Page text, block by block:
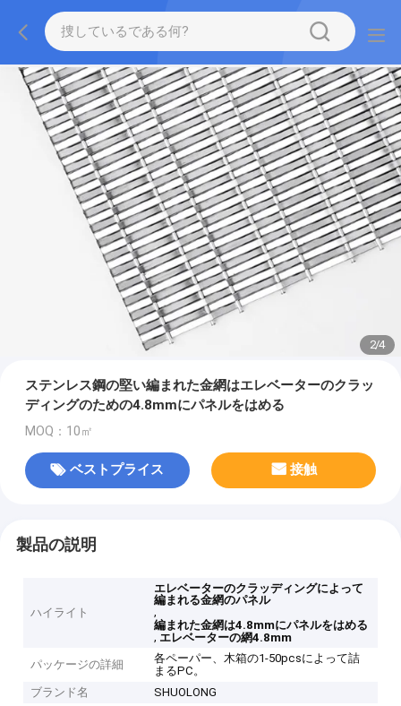
2/4
ステンレス鋼の堅い編まれた金網はエレベーターのクラッ
ディングのための4.8mmにパネルをはめる
MOQ：10㎡
ベストプライス 接触
製品の説明
ハイライト
エレベーターのクラッディングによって
編まれる金網のパネル
,
編まれた金網は4.8mmにパネルをはめる
, エレベーターの網4.8mm
パッケージの詳細
各ペーパー、木箱の1-50pcsによって詰
まるPC。
ブランド名
SHUOLONG